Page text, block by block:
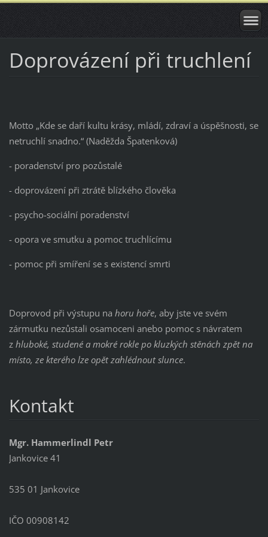
Doprovázení při truchlení
Motto „Kde se daří kultu krásy, mládí, zdraví a úspěšnosti, se
netruchlí snadno.“ (Naděžda Špatenková)
- poradenství pro pozůstalé
- doprovázení při ztrátě blízkého člověka
- psycho-sociální poradenství
- opora ve smutku a pomoc truchlícímu
- pomoc při smíření se s existencí smrti
Doprovod při výstupu na horu hoře, aby jste ve svém
zármutku nezůstali osamoceni anebo pomoc s návratem
z hluboké, studené a mokré rokle po kluzkých stěnách zpět na
místo, ze kterého lze opět zahlédnout slunce.
Kontakt
Mgr. Hammerlindl Petr
Jankovice 41
535 01 Jankovice
IČO 00908142